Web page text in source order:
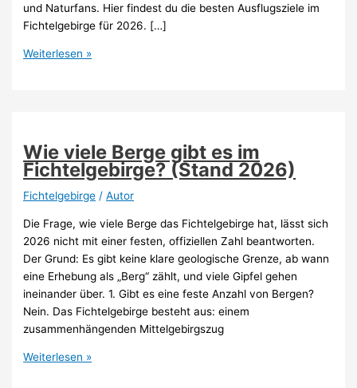
und Naturfans. Hier findest du die besten Ausflugsziele im
Fichtelgebirge für 2026. […]
Fichtelgebirge
schönsten
Orte
für
Natur,
und
Entspannung
Weiterlesen »
Wie viele Berge gibt es im
Fichtelgebirge? (Stand 2026)
Fichtelgebirge /Autor
Die Frage, wie viele Berge das Fichtelgebirge hat, lässt sich
2026 nicht mit einer festen, offiziellen Zahl beantworten.
Der Grund: Es gibt keine klare geologische Grenze, ab wann
eine Erhebung als „Berg“ zählt, und viele Gipfel gehen
ineinander über. 1. Gibt es eine feste Anzahl von Bergen?
Nein. Das Fichtelgebirge besteht aus: einem
zusammenhängenden Mittelgebirgszug
Wie
Weiterlesen »